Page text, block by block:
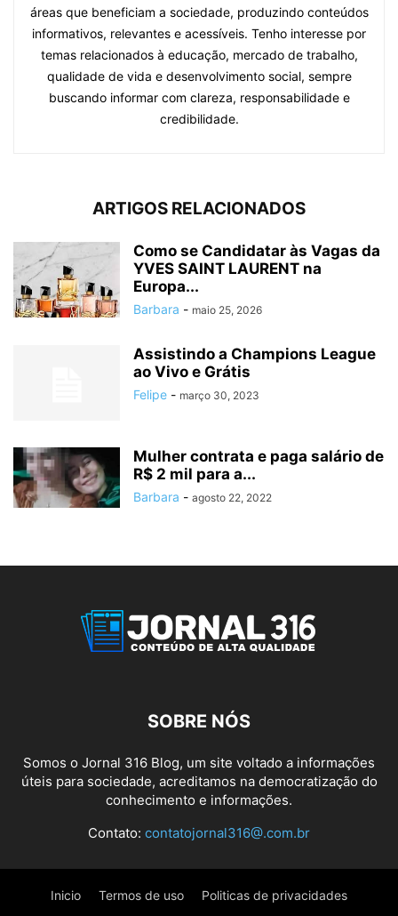
áreas que beneficiam a sociedade, produzindo conteúdos
informativos, relevantes e acessíveis. Tenho interesse por
temas relacionados à educação, mercado de trabalho,
qualidade de vida e desenvolvimento social, sempre
buscando informar com clareza, responsabilidade e
credibilidade.
ARTIGOS RELACIONADOS
Como se Candidatar às Vagas da
YVES SAINT LAURENT na
Europa...
Barbara - maio 25, 2026
Assistindo a Champions League
ao Vivo e Grátis
Felipe - março 30, 2023
Mulher contrata e paga salário de
R$ 2 mil para a...
Barbara - agosto 22, 2022
SOBRE NÓS
Somos o Jornal 316 Blog, um site voltado a informações
úteis para sociedade, acreditamos na democratização do
conhecimento e informações.
Contato: contatojornal316@.com.br
Inicio Termos de uso Politicas de privacidades